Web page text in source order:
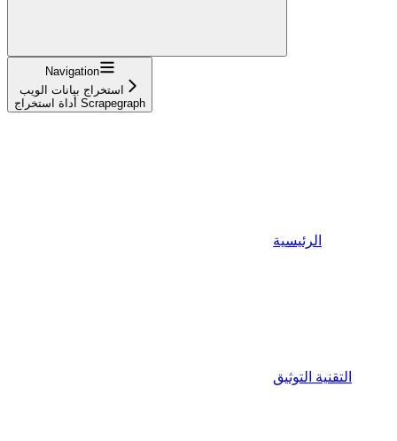
Navigation
استخراج بيانات الويب
أداة استخراج Scrapegraph
الرئيسية
التقنية التوثيق